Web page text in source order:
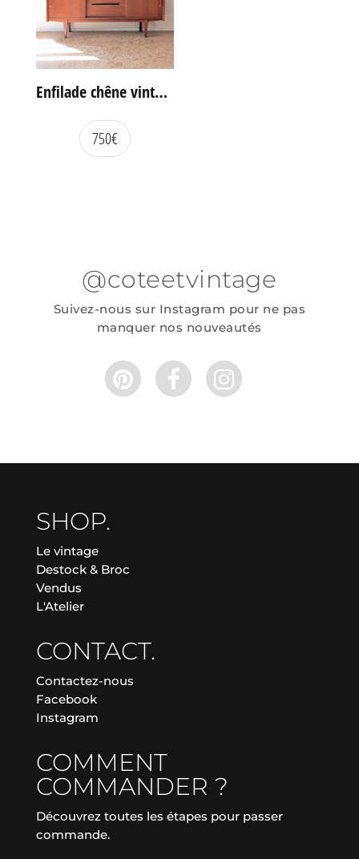
Enfilade chêne vintage portes coulissantes
750€
@coteetvintage
Suivez-nous sur Instagram pour ne pas
manquer nos nouveautés
SHOP.
Le vintage
Destock & Broc
Vendus
L'Atelier
CONTACT.
Contactez-nous
Facebook
Instagram
COMMENT
COMMANDER ?
Découvrez toutes les étapes pour passer
commande.